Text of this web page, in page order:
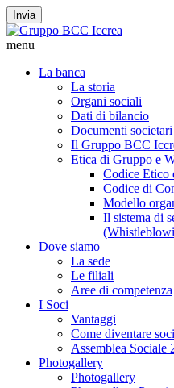
Invia
menu
La banca
La storia
Organi sociali
Dati di bilancio
Documenti societari
Il Gruppo BCC
Etica di Gruppo e
Codice Etico
Codice di
Modello
Il sistema di
Dove siamo
La sede
Le filiali
Aree di competenza
I Soci
Vantaggi
Come diventare
Assemblea Sociale
Photogallery
Photogallery